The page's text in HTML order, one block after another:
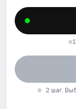
2 шаг.